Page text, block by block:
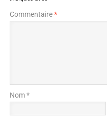
Commentaire*
Nom *